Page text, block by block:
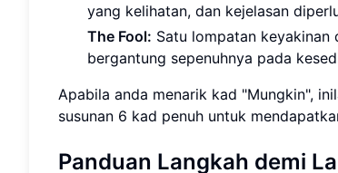
yang kelihatan, dan kejelasan
The Fool: Satu lompatan
bergantung sepenuhnya pada
Apabila anda menarik kad "Mungkin",
susunan 6 kad penuh untuk
Panduan Langkah demi